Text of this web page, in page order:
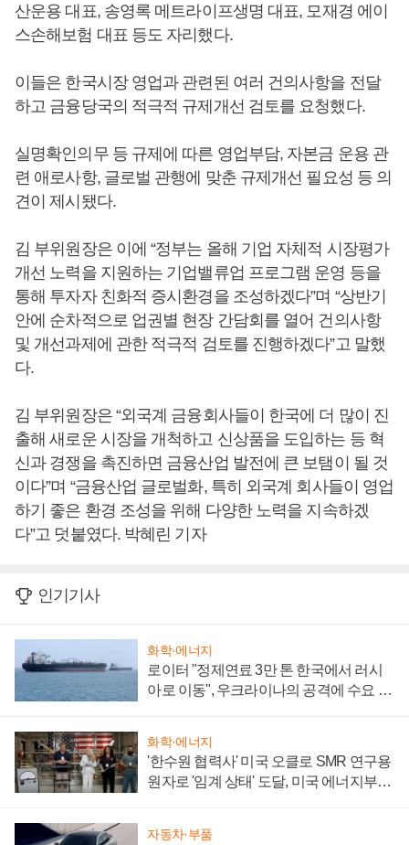
산운용 대표, 송영록 메트라이프생명 대표, 모재경 에이
스손해보험 대표 등도 자리했다.
이들은 한국시장 영업과 관련된 여러 건의사항을 전달
하고 금융당국의 적극적 규제개선 검토를 요청했다.
실명확인의무 등 규제에 따른 영업부담, 자본금 운용 관
련 애로사항, 글로벌 관행에 맞춘 규제개선 필요성 등 의
견이 제시됐다.
김 부위원장은 이에 “정부는 올해 기업 자체적 시장평가
개선 노력을 지원하는 기업밸류업 프로그램 운영 등을
통해 투자자 친화적 증시환경을 조성하겠다”며 “상반기
안에 순차적으로 업권별 현장 간담회를 열어 건의사항
및 개선과제에 관한 적극적 검토를 진행하겠다”고 말했
다.
김 부위원장은 “외국계 금융회사들이 한국에 더 많이 진
출해 새로운 시장을 개척하고 신상품을 도입하는 등 혁
신과 경쟁을 촉진하면 금융산업 발전에 큰 보탬이 될 것
이다”며 “금융산업 글로벌화, 특히 외국계 회사들이 영업
하기 좋은 환경 조성을 위해 다양한 노력을 지속하겠
다”고 덧붙였다. 박혜린 기자
인기기사
화학·에너지
로이터 "정제연료 3만 톤 한국에서 러시
아로 이동", 우크라이나의 공격에 수요 늘
화학·에너지
'한수원 협력사' 미국 오클로 SMR 연구용
원자로 '임계 상태' 도달, 미국 에너지부
자동차·부품